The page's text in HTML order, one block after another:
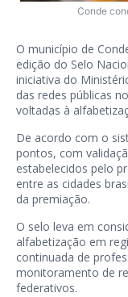
Conde
O município de
edição do Selo
iniciativa do
das redes públicas
voltadas à
De acordo com o
pontos, com
estabelecidos pelo
entre as cidades
da premiação.
O selo leva em
alfabetização em
continuada de
monitoramento de
federativos.